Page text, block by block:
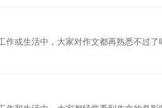
作或生活中，大家对作文都再熟悉不过